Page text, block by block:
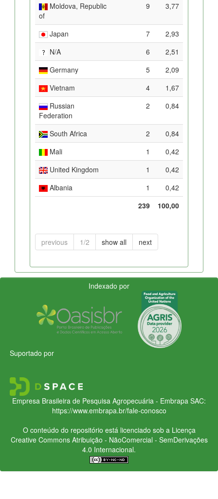
Moldova, Republic
of
9 3,77
Japan 7
2,93
N/A
6
2,51
Germany
5
2,09
Vietnam
4
1,67
Russian
Federation
2 0,84
South Africa 2
0,84
Mali
1
0,42
United Kingdom
1
0,42
Albania
1
0,42
239
100,00
previous 1/2 show all next
Indexado por
Suportado por
Empresa Brasileira de Pesquisa Agropecuária - Embrapa SAC:
https://www.embrapa.br/fale-conosco
O conteúdo do repositório está licenciado sob a Licença
Creative CommonsAtribuição - NãoComercial - SemDerivações
4.0 Internacional.